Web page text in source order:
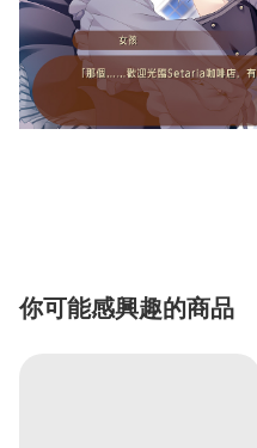
你可能感興趣的商品